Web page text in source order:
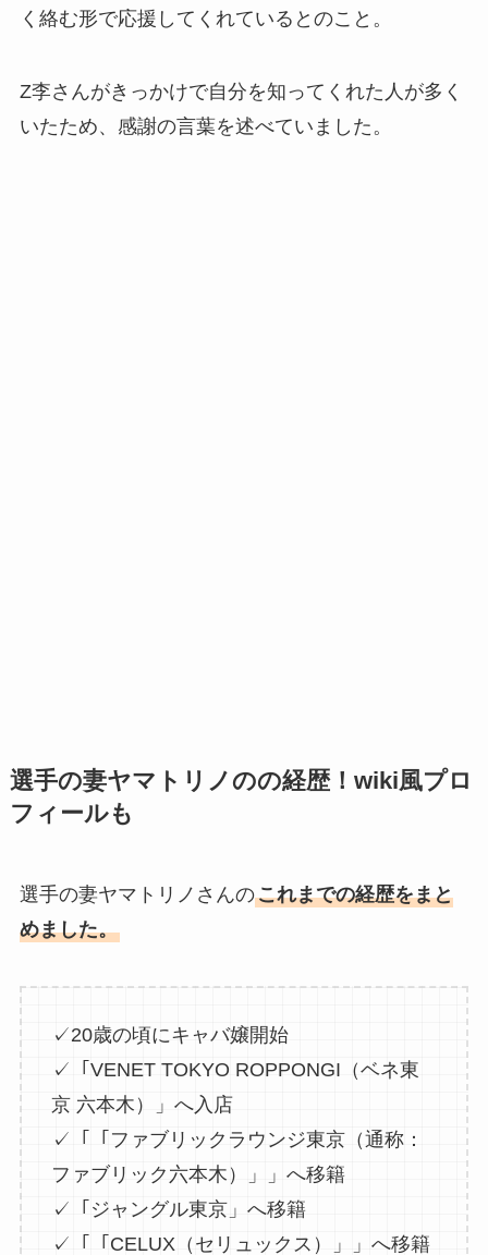
く絡む形で応援してくれているとのこと。
Z李さんがきっかけで自分を知ってくれた人が多く
いたため、感謝の言葉を述べていました。
選手の妻ヤマトリノのの経歴！wiki風プロ
フィールも
選手の妻ヤマトリノさんのこれまでの経歴をまと
めました。
✓20歳の頃にキャバ嬢開始
✓「VENET TOKYO ROPPONGI（ベネ東
京 六本木）」へ入店
✓「「ファブリックラウンジ東京（通称：
ファブリック六本木）」」へ移籍
✓「ジャングル東京」へ移籍
✓「「CELUX（セリュックス）」」へ移籍